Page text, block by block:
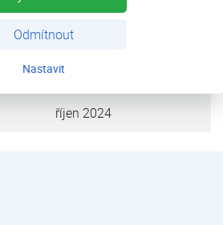
Odmítnout
Nastavit
14 kW
vzduch
říjen 2024